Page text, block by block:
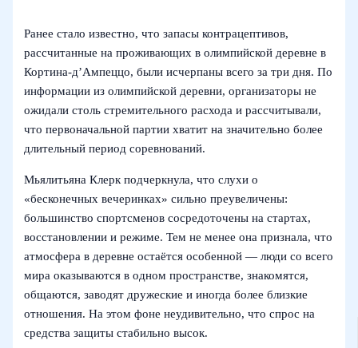
Ранее стало известно, что запасы контрацептивов,
рассчитанные на проживающих в олимпийской деревне в
Кортина-д’Ампеццо, были исчерпаны всего за три дня. По
информации из олимпийской деревни, организаторы не
ожидали столь стремительного расхода и рассчитывали,
что первоначальной партии хватит на значительно более
длительный период соревнований.
Мьялитьяна Клерк подчеркнула, что слухи о
«бесконечных вечеринках» сильно преувеличены:
большинство спортсменов сосредоточены на стартах,
восстановлении и режиме. Тем не менее она признала, что
атмосфера в деревне остаётся особенной — люди со всего
мира оказываются в одном пространстве, знакомятся,
общаются, заводят дружеские и иногда более близкие
отношения. На этом фоне неудивительно, что спрос на
средства защиты стабильно высок.